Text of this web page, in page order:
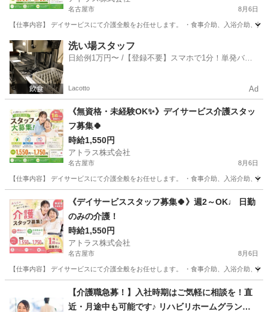
名古屋市 8月6日
【仕事内容】 デイサービスにて介護全般をお任せします。 ・食事介助、入浴介助、
愛知 名古屋市 介護 スタッフ
洗い場スタッフ
日給例1万円〜 /【登録不要】スマホで1分！単発バイ
Lacotto Ad
《無資格・未経験OK✨》デイサービス介護スタッ
フ募集🍀
時給1,550円
アトラス株式会社
名古屋市 8月6日
【仕事内容】 デイサービスにて介護全般をお任せします。 ・食事介助、入浴介助、
介護
《デイサービススタッフ募集🍀》週2～OK♩ 日勤
のみの介護！
時給1,550円
アトラス株式会社
名古屋市 8月6日
【仕事内容】 デイサービスにて介護全般をお任せします。 ・食事介助、入浴介助、
介護
【介護職急募！】入社時期はご気軽に相談を！直
近・月途中も可能です♪ リハビリホームグランダ